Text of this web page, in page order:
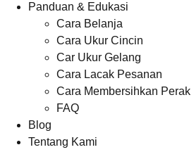
Panduan & Edukasi
Cara Belanja
Cara Ukur Cincin
Car Ukur Gelang
Cara Lacak Pesanan
Cara Membersihkan Perak
FAQ
Blog
Tentang Kami